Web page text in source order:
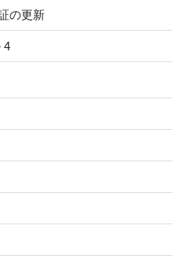
の更新
4